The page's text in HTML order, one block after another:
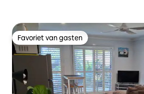
Favoriet van gasten
Favoriet van gasten